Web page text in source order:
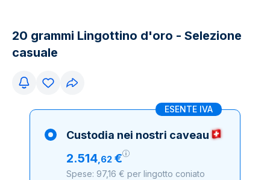
20 grammi Lingottino d'oro - Selezione
casuale
ESENTE IVA
Custodia nei nostri caveau
2.514,62 €
Spese: 97,16 € per lingotto coniato